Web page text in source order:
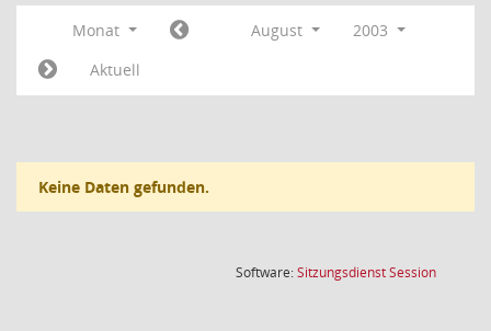
Monat August
2003
Aktuell
Keine Daten gefunden.
Software:SitzungsdienstSession(Wird in